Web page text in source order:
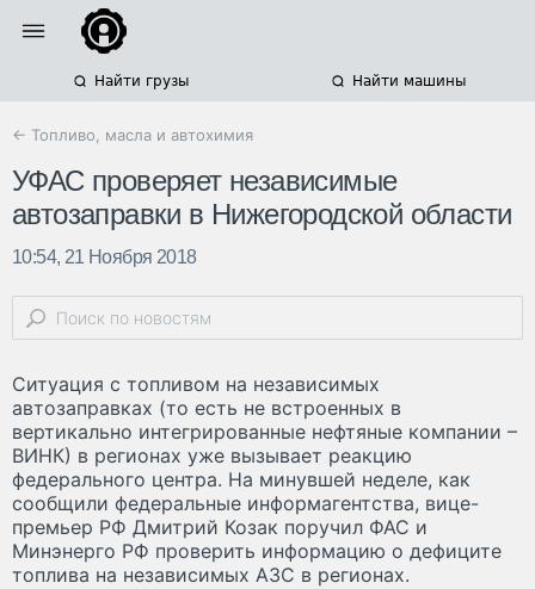
Найти грузы Найти машины
← Топливо, масла и автохимия
УФАС проверяет независимые
автозаправки в Нижегородской области
10:54, 21 Ноября 2018
Ситуация с топливом на независимых
автозаправках (то есть не встроенных в
вертикально интегрированные нефтяные компании –
ВИНК) в регионах уже вызывает реакцию
федерального центра. На минувшей неделе, как
сообщили федеральные информагентства, вице-
премьер РФ Дмитрий Козак поручил ФАС и
Минэнерго РФ проверить информацию о дефиците
топлива на независимых АЗС в регионах.